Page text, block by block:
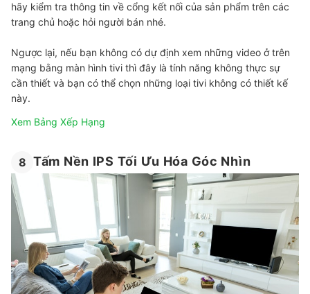
hãy kiểm tra thông tin về cổng kết nối của sản phẩm trên các
trang chủ hoặc hỏi người bán nhé.
Ngược lại, nếu bạn không có dự định xem những video ở trên
mạng bằng màn hình tivi thì đây là tính năng không thực sự
cần thiết và bạn có thể chọn những loại tivi không có thiết kế
này.
Xem Bảng Xếp Hạng
8 Tấm Nền IPS Tối Ưu Hóa Góc Nhìn